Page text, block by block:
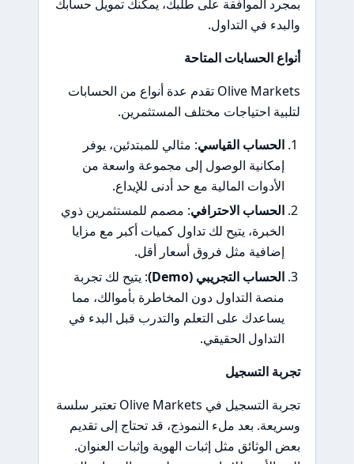
بمجرد الموافقة على طلبك، يمكنك تمويل حسابك
والبدء في التداول.
أنواع الحسابات المتاحة
Olive Markets تقدم عدة أنواع من الحسابات
لتلبية احتياجات مختلف المستثمرين.
الحساب القياسي: مثالي للمبتدئين، يوفر
إمكانية الوصول إلى مجموعة واسعة من
الأدوات المالية مع حد أدنى للإيداع.
الحساب الاحترافي: مصمم للمستثمرين ذوي
الخبرة، يتيح لك تداول كميات أكبر مع مزايا
إضافية مثل فروق أسعار أقل.
الحساب التجريبي (Demo)
: يتيح لك تجربة
منصة التداول دون المخاطرة بأموالك، مما
يساعدك على التعلم والتدرب قبل البدء في
التداول الحقيقي.
تجربة التسجيل
تجربة التسجيل في Olive Markets تعتبر سلسة
وسريعة. بعد ملء النموذج، قد تحتاج إلى تقديم
بعض الوثائق مثل إثبات الهوية وإثبات العنوان.